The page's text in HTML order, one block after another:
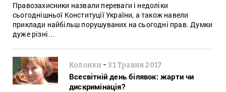
Правозахисники назвали переваги і недоліки
сьогоднішньої Конституції України, а також навели
приклади найбільш порушуваних на сьогодні прав. Думки
дуже різні…
Колонки -31 Травня 2017
Всесвітній день білявок: жарти чи
дискримінація?